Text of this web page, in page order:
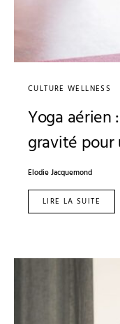
CULTURE WELLNESS
Yoga aérien
gravité
Elodie Jacquemond
LIRE LA SUITE